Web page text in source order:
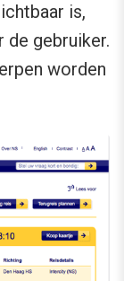
is,
gebruiker.
worden